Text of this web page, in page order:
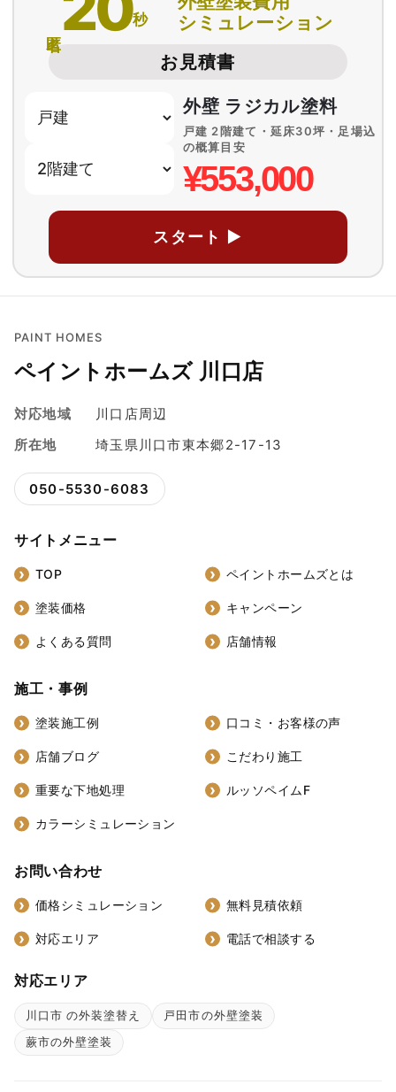
秒
シミュレーション
お見積書
外壁 ラジカル塗料
戸建 2階建て・延床30坪・足場込
の概算目安
¥553,000
スタート ▶
PAINT HOMES
ペイントホームズ 川口店
対応地域
川口店周辺
所在地
埼玉県川口市東本郷2-17-13
050-5530-6083
サイトメニュー
TOP ペイントホームズとは
塗装価格 キャンペーン
よくある質問 店舗情報
施工・事例
塗装施工例 口コミ・お客様の声
店舗ブログ こだわり施工
重要な下地処理 ルッソペイムF
カラーシミュレーション
お問い合わせ
価格シミュレーション 無料見積依頼
対応エリア 電話で相談する
対応エリア
川口市 の外装塗替え
戸田市の外壁塗装
蕨市の外壁塗装